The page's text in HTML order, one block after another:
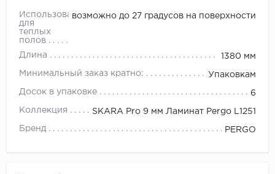
Использование
для
теплых
полов
возможно до 27 градусов на поверхности
Длина 1380 мм
Минимальный заказ кратно: Упаковкам
Досок в упаковке 6
Коллекция SKARA Pro 9 мм Ламинат Pergo L1251
Бренд PERGO